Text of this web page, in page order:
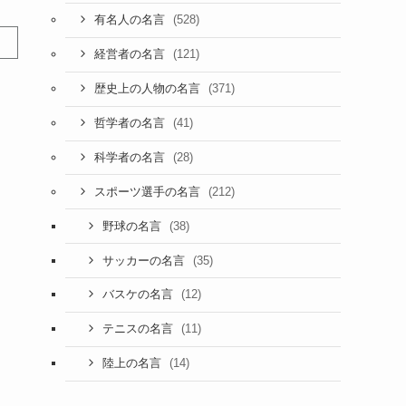
有名人の名言 (528)
経営者の名言 (121)
歴史上の人物の名言 (371)
哲学者の名言 (41)
科学者の名言 (28)
スポーツ選手の名言 (212)
野球の名言 (38)
サッカーの名言 (35)
バスケの名言 (12)
テニスの名言 (11)
陸上の名言 (14)